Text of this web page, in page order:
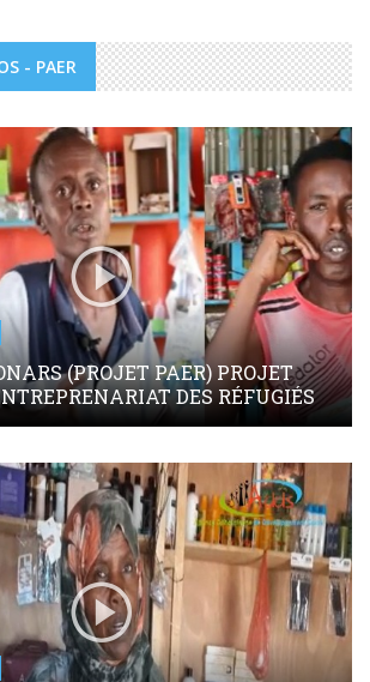
- PAER
(PROJET PAER) PROJET
DES RÉFUGIÉS